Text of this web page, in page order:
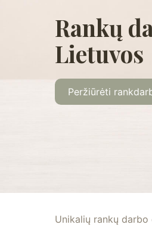
Rankų
Lietuvos
Peržiūrėti
Unikalių rankų